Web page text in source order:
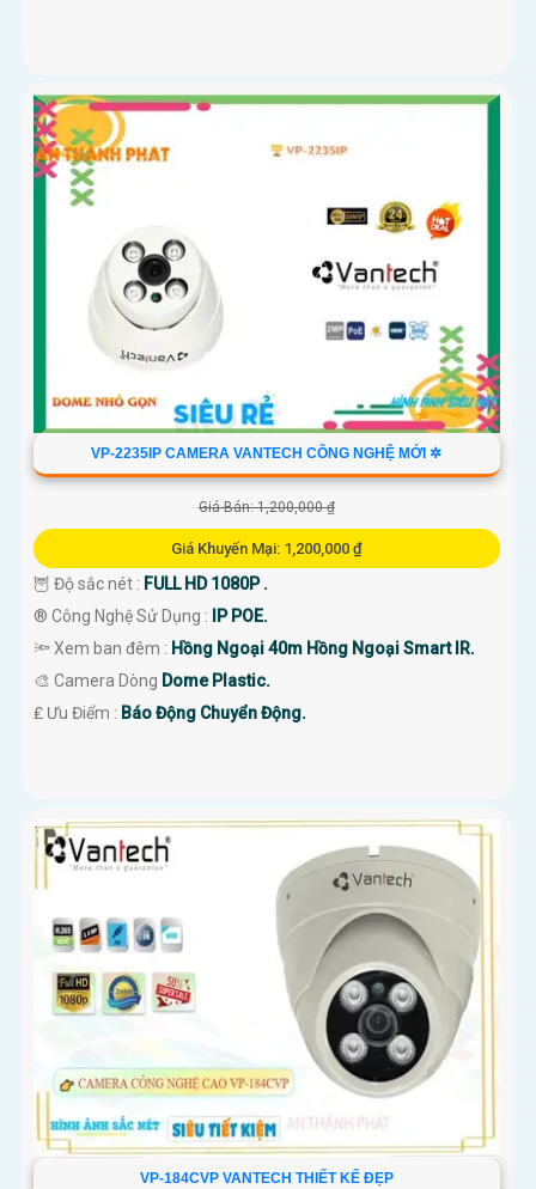
VP-2235IP CAMERA VANTECH CÔNG NGHỆ MỚI ✲
Giá Bán: 1,200,000 ₫
Giá Khuyến Mại: 1,200,000 ₫
🦉 Độ sắc nét : FULL HD 1080P .
®️ Công Nghệ Sử Dụng :
IP POE.
🔦 Xem ban đêm : Hồng Ngoại 40m Hồng Ngoại Smart IR.
🎨 Camera Dòng Dome Plastic.
️₤ Ưu Điểm : Báo Động Chuyển Động.
VP-184CVP VANTECH THIẾT KẾ ĐẸP